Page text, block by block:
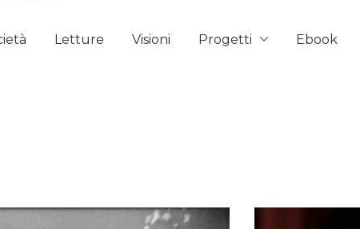
Letture Visioni Progetti Ebook